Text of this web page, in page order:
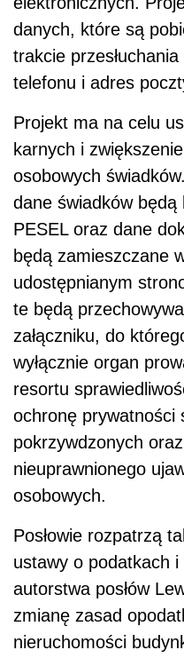
danych, które są
trakcie
telefonu i adres
Projekt ma na celu
karnych i
osobowych
dane świadków
PESEL oraz dane
będą zamieszczane
udostępnianym
te będą
załączniku, do
wyłącznie organ
resortu
ochronę prywatności
pokrzywdzonych
nieuprawnionego
osobowych.
Posłowie rozpatrzą
ustawy o podatkach i
autorstwa posłów
zmianę zasad
nieruchomości